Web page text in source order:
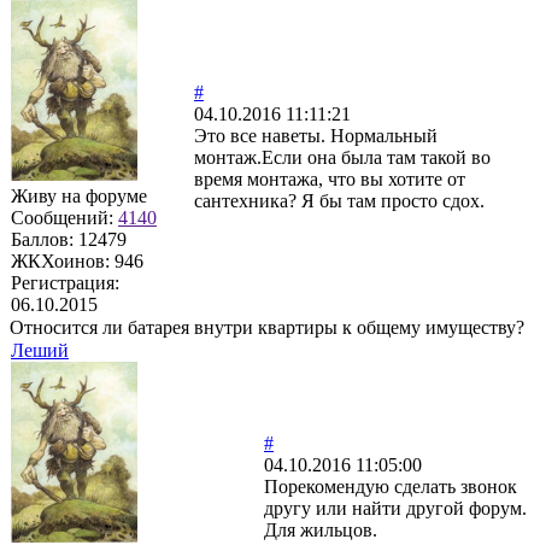
Живу на форуме
Сообщений: 4140
Баллов: 12479
ЖКХоинов: 946
Регистрация:
06.10.2015
#
04.10.2016 11:11:21
Это все наветы. Нормальный
монтаж.Если она была там такой во
время монтажа, что вы хотите от
сантехника? Я бы там просто сдох.
Относится ли батарея внутри квартиры к общему имуществу?
Леший
#
04.10.2016 11:05:00
Порекомендую сделать звонок
другу или найти другой форум.
Для жильцов.